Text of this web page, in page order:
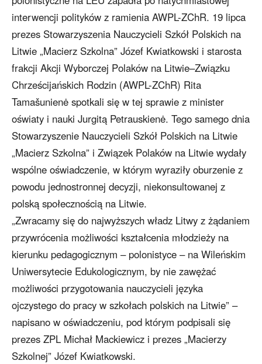
interwencji polityków z ramienia AWPL-ZChR. 19 lipca
prezes Stowarzyszenia Nauczycieli Szkół Polskich na
Litwie „Macierz Szkolna” Józef Kwiatkowski i starosta
frakcji Akcji Wyborczej Polaków na Litwie–Związku
Chrześcijańskich Rodzin (AWPL-ZChR) Rita
Tamašunienė spotkali się w tej sprawie z minister
oświaty i nauki Jurgitą Petrauskienė. Tego samego dnia
Stowarzyszenie Nauczycieli Szkół Polskich na Litwie
„Macierz Szkolna” i Związek Polaków na Litwie wydały
wspólne oświadczenie, w którym wyraziły oburzenie z
powodu jednostronnej decyzji, niekonsultowanej z
polską społecznością na Litwie.
„Zwracamy się do najwyższych władz Litwy z żądaniem
przywrócenia możliwości kształcenia młodzieży na
kierunku pedagogicznym – polonistyce – na Wileńskim
Uniwersytecie Edukologicznym, by nie zawężać
możliwości przygotowania nauczycieli języka
ojczystego do pracy w szkołach polskich na Litwie” –
napisano w oświadczeniu, pod którym podpisali się
prezes ZPL Michał Mackiewicz i prezes „Macierzy
Szkolnej” Józef Kwiatkowski.